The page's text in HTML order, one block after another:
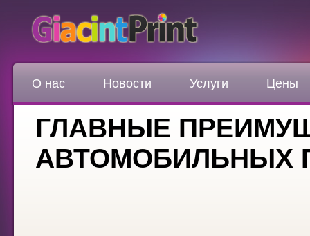
О нас Новости Услуги Цены
ГЛАВНЫЕ
АВТОМОБИЛЬНЫХ